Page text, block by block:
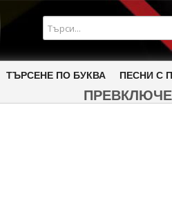
ТЪРСЕНЕ ПО БУКВА ПЕСНИ С